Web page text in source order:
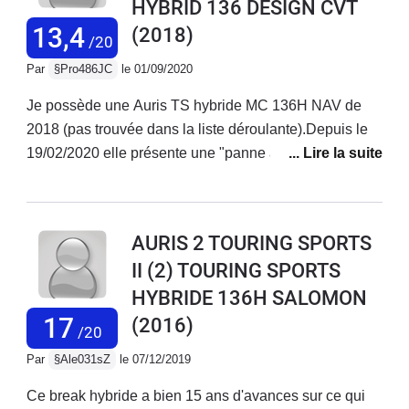
l'AURIS Touring Sport Hybride, je ne peux qu'apprécier
le confort et le côté pratique de cette dernière. Un bon
équipement et un look agréable. Une des meilleurs
voitures que j'ai pu avoir depuis 1973 (11 voitures et 1
500 000 km parcourus).
13,4/20
HYBRID 136 DESIGN CVT
(2018)
Par §Pro486JC le 01/09/2020
Je possède une Auris TS hybride MC 136H NAV de
2018 (pas trouvée dans la liste déroulante).Depuis le
19/02/2020 elle présente une "panne aléatoire" avec le
vitesses". Impossible alors de faire avancer ou reculer
réparation : changement du système de changement
de vitesses... Même panne 9 jours après. 2ème
remorquage chez le concessionnaire. Je suis privé de
ma voiture du 9 mars jusqu'au 23 juillet avec près de
900km en plus au compteur liés aux essais du garage
!!! Un technicien de Paris descendu dans le Midi avait
trouvé la cause : problème de connectique. Une
17 /20
AURIS 2 TOURING SPORTS
II (2) TOURING SPORTS
HYBRIDE 136H SALOMON
(2016)
Par §Ale031sZ le 07/12/2019
Ce break hybride a bien 15 ans d'avances sur ce qui